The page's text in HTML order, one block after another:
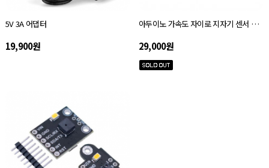
5V 3A 어댑터
19,900원
아두이노 가속도 자이로 지자기 센서 모듈 MPU-9255 GY-9255
29,000원